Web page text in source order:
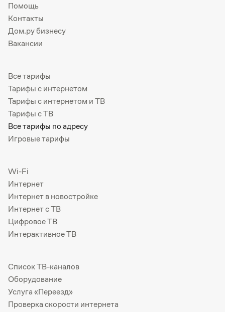
Помощь
Контакты
Дом.ру бизнесу
Вакансии
Все тарифы
Тарифы с интернетом
Тарифы с интернетом и ТВ
Тарифы с ТВ
Все тарифы по адресу
Игровые тарифы
Wi-Fi
Интернет
Интернет в новостройке
Интернет с ТВ
Цифровое ТВ
Интерактивное ТВ
Список ТВ-каналов
Оборудование
Услуга «Переезд»
Проверка скорости интернета